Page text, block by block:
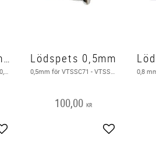
Lödspets 0,5 mm Fin spets
Add to favorites
Lödspets 0,5mm
100,00 KR
Add to